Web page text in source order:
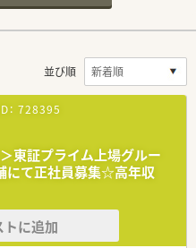
並び順
728395
東証プライム上場グルー
にて正社員募集☆高年収
に追加